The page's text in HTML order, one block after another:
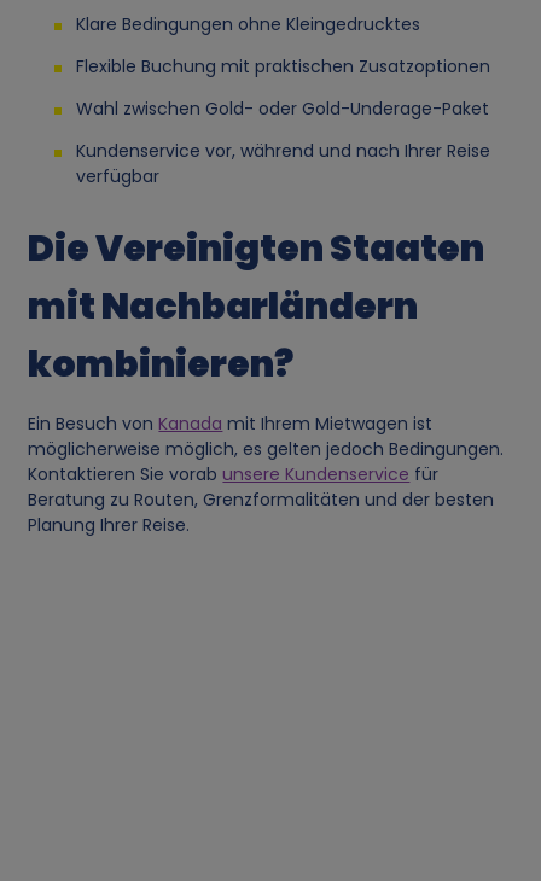
Klare Bedingungen ohne Kleingedrucktes
Flexible Buchung mit praktischen Zusatzoptionen
Wahl zwischen Gold- oder Gold-Underage-Paket
Kundenservice vor, während und nach Ihrer Reise
verfügbar
Die Vereinigten Staaten
mit Nachbarländern
kombinieren?
Ein Besuch von Kanada mit Ihrem Mietwagen ist
möglicherweise möglich, es gelten jedoch Bedingungen.
Kontaktieren Sie vorab unsere Kundenservice für
Beratung zu Routen, Grenzformalitäten und der besten
Planung Ihrer Reise.
b
e
z
o
g